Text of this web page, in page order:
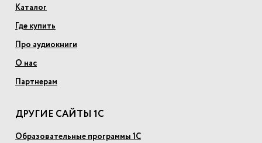
Каталог
Где купить
Про аудиокниги
О нас
Партнерам
ДРУГИЕ САЙТЫ 1С
Образовательные программы 1С